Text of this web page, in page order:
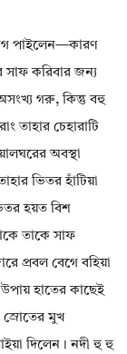
পাইলেন—কারণ
সাফ করিবার জন্য
গরু, কিন্তু বহু
তাহার চেহারাটি
অবস্থা
ভিতর হাঁটিয়া
হয়ত বিশ
তাকে সাফ
প্রবল বেগে বহিয়া
হাতের কাছেই
স্রোতের মুখ
দিলেন। নদী হু হু